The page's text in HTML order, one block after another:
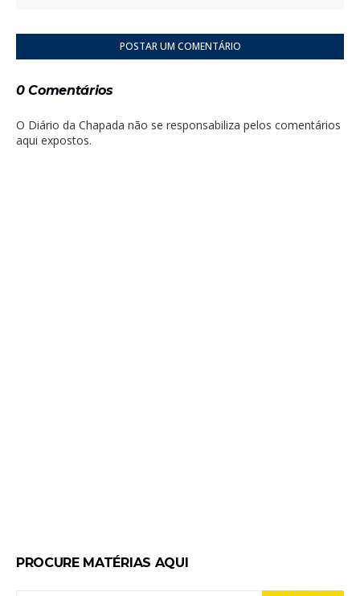
POSTAR UM COMENTÁRIO
0 Comentários
O Diário da Chapada não se responsabiliza pelos comentários
aqui expostos.
PROCURE MATÉRIAS AQUI